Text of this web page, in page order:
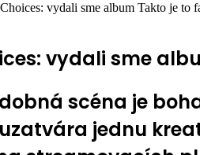
vydali sme album Takto je to
vydali sme
scéna je
jednu